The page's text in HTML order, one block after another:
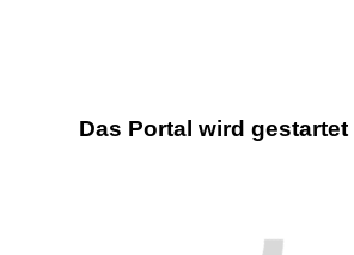
Das Portal wird gestartet